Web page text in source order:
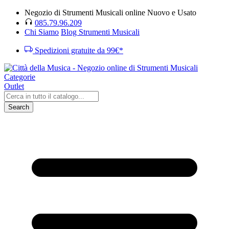
Negozio di Strumenti Musicali online Nuovo e Usato
085.79.96.209
Chi Siamo Blog Strumenti Musicali
Spedizioni gratuite da 99€*
Categorie
Outlet
Search